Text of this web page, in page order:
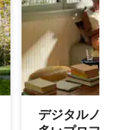
デジタルノ